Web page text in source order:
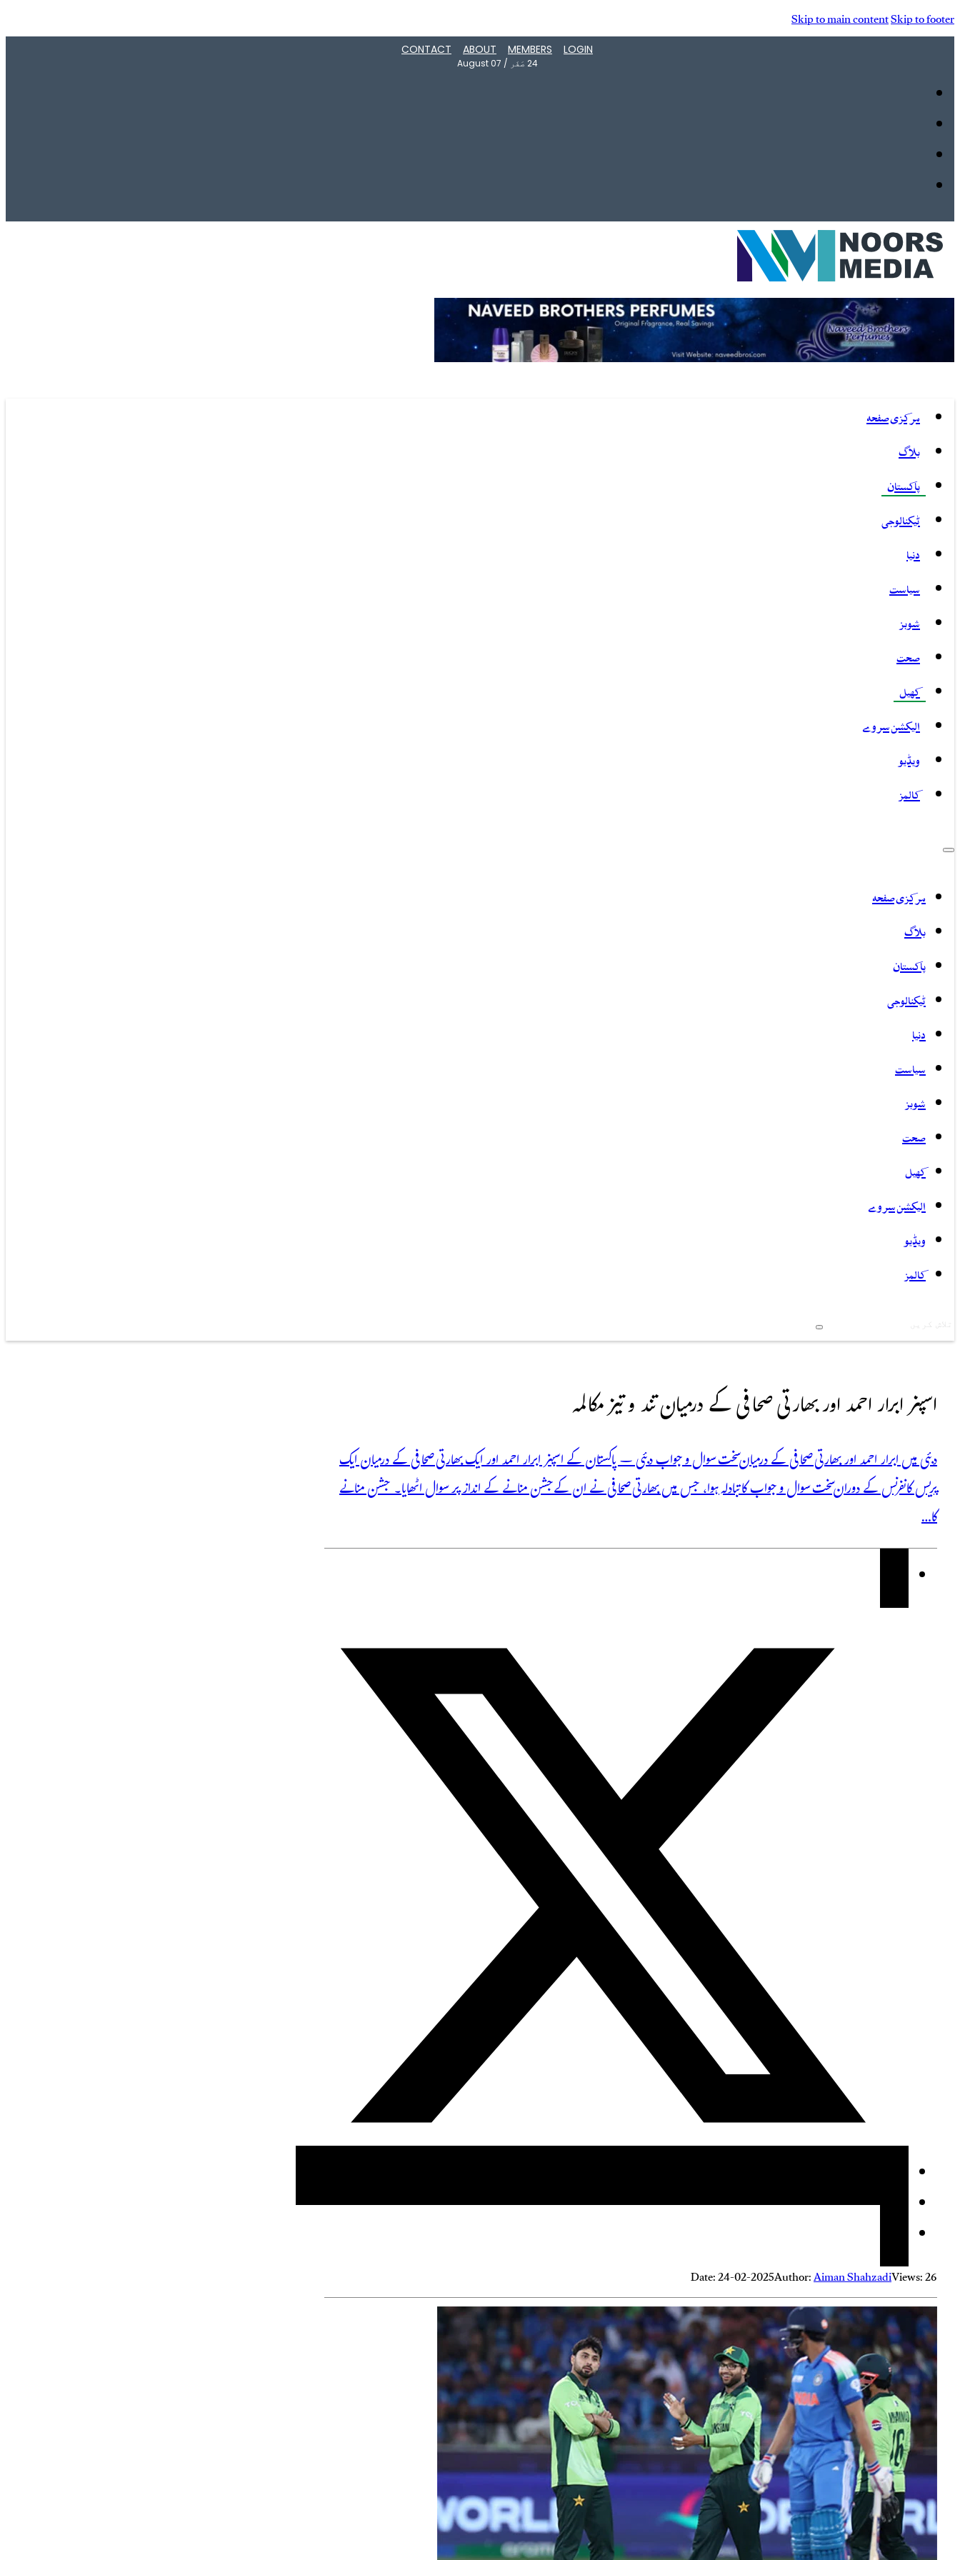
Skip to main contentSkip to footer
LOGIN
MEMBERS
ABOUT
CONTACT
24 صَفَر /
August 07
مرکزی صفحہ
بلاگ
پاکستان
ٹیکنالوجی
دنیا
سیاست
شوبز
صحت
کھیل
الیکشن سروے
ویڈیو
کالمز
مرکزی صفحہ
بلاگ
پاکستان
ٹیکنالوجی
دنیا
سیاست
شوبز
صحت
کھیل
الیکشن سروے
ویڈیو
کالمز
Search
اسپنر ابرار احمد اور بھارتی صحافی کے درمیان تند و تیز مکالمہ
دبئی میں ابرار احمد اور بھارتی صحافی کے درمیان سخت سوال و جواب دبئی – پاکستان کے اسپنر ابرار احمد اور ایک بھارتی صحافی کے درمیان ایک
پریس کانفرنس کے دوران سخت سوال و جواب کا تبادلہ ہوا، جس میں بھارتی صحافی نے ان کے جشن منانے کے انداز پر سوال اٹھایا۔ جشن منانے
کا…
Date: 24-02-2025Author:Aiman ShahzadiViews: 26